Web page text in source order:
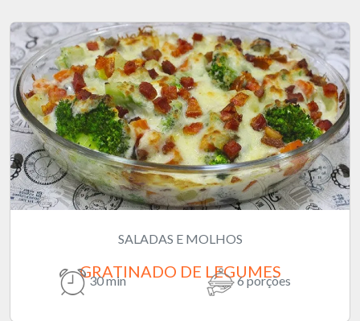
SALADAS E MOLHOS
GRATINADO DE LEGUMES
30 min 6 porções